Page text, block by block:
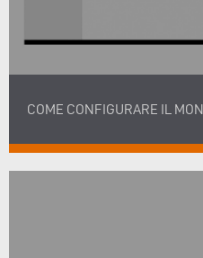
COME CONFIGURARE IL